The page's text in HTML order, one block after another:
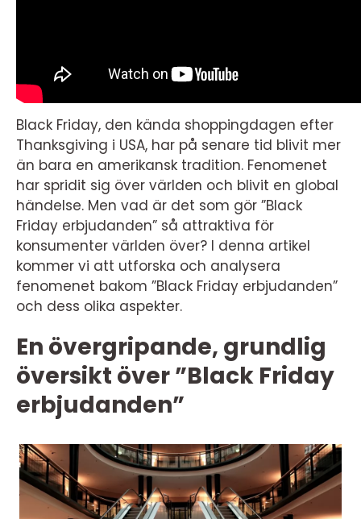
Black Friday, den kända shoppingdagen efter
Thanksgiving i USA, har på senare tid blivit mer
än bara en amerikansk tradition. Fenomenet
har spridit sig över världen och blivit en global
händelse. Men vad är det som gör ”Black
Friday erbjudanden” så attraktiva för
konsumenter världen över? I denna artikel
kommer vi att utforska och analysera
fenomenet bakom ”Black Friday erbjudanden”
och dess olika aspekter.
En övergripande, grundlig
översikt över ”Black Friday
erbjudanden”